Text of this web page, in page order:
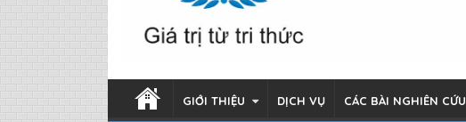
GIỚI THIỆU DỊCH VỤ CÁC BÀI NGHIÊN CỨU